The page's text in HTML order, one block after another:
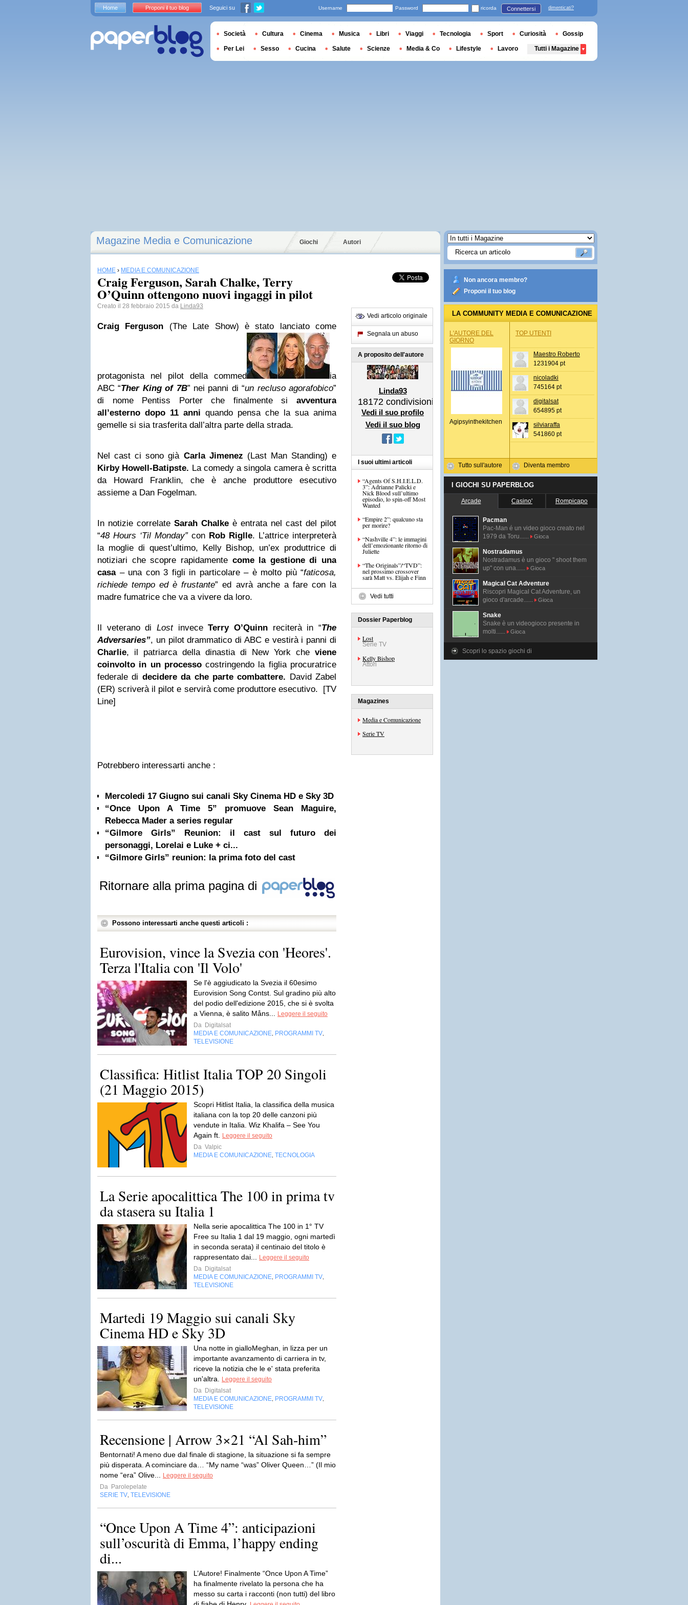
Magazine Media e Comunicazione Giochi Autori
HOME › MEDIA E COMUNICAZIONE
Craig Ferguson, Sarah Chalke, Terry
O’Quinn ottengono nuovi ingaggi in pilot
Creato il 28 febbraio 2015 da Linda93
Craig Ferguson (The Late Show) è stato lanciato come
protagonista nel pilot della commed
ia
ABC “Ther King of 7B” nei panni di “un recluso agorafobico”
di nome Pentiss Porter che finalmente si avventura
all’esterno dopo 11 anni quando pensa che la sua anima
gemelle si sia trasferita dall’altra parte della strada.
Nel cast ci sono già Carla Jimenez (Last Man Standing) e
Kirby Howell-Batipste. La comedy a singola camera è scritta
da Howard Franklin, che è anche produttore esecutivo
assieme a Dan Fogelman.
In notizie correlate Sarah Chalke è entrata nel cast del pilot
“48 Hours ‘Til Monday”con Rob Riglle. L’attrice interpreterà
la moglie di quest’ultimo, Kelly Bishop, un’ex produttrice di
notiziari che scopre rapidamente come la gestione di una
casa– una con 3 figli in particolare – è molto più “faticosa,
richiede tempo ed è frustante” ed avrà anche a fare con la
madre fumatrice che va a vivere da loro.
Il veterano di LostinveceTerry O’Quinn reciterà in “The
Adversaries”, un pilot drammatico di ABC e vestirà i panni di
Charlie, il patriarca della dinastia di New York che viene
coinvolto in un processocostringendo la figlia procuratrice
federale di decidere da che parte combattere. David Zabel
(ER) scriverà il pilot e servirà come produttore esecutivo. [TV
Line]
Potrebbero interessarti anche :
Mercoledi 17 Giugno sui canali Sky Cinema HD e Sky 3D
“Once Upon A Time 5” promuove Sean Maguire,
Rebecca Mader a series regular
“Gilmore Girls” Reunion: il cast sul futuro dei
personaggi, Lorelai e Luke + ci...
“Gilmore Girls” reunion: la prima foto del cast
Ritornare alla prima pagina di
Possono interessarti anche questi articoli :
Eurovision, vince la Svezia con 'Heores'.
Terza l'Italia con 'Il Volo'
Se l'è aggiudicato la Svezia il 60esimo
Eurovision Song Contst. Sul gradino più alto
del podio dell'edizione 2015, che si è svolta
a Vienna, è salito Måns...
Leggere il seguito
Da Digitalsat
MEDIA E COMUNICAZIONE PROGRAMMI TV
TELEVISIONE
Classifica: Hitlist Italia TOP 20 Singoli
(21 Maggio 2015)
Scopri Hitlist Italia, la classifica della musica
italiana con la top 20 delle canzoni più
vendute in Italia. Wiz Khalifa – See You
Again ft.
Leggere il seguito
Da Valpic
MEDIA E COMUNICAZIONE TECNOLOGIA
La Serie apocalittica The 100 in prima tv
da stasera su Italia 1
Nella serie apocalittica The 100 in 1° TV
Free su Italia 1 dal 19 maggio, ogni martedì
in seconda serata) il centinaio del titolo è
rappresentato dai...
Leggere il seguito
Da Digitalsat
MEDIA E COMUNICAZIONE PROGRAMMI TV
TELEVISIONE
Martedi 19 Maggio sui canali Sky
Cinema HD e Sky 3D
Una notte in gialloMeghan, in lizza per un
importante avanzamento di carriera in tv,
riceve la notizia che le e' stata preferita
un'altra.
Leggere il seguito
Da Digitalsat
MEDIA E COMUNICAZIONE PROGRAMMI TV
TELEVISIONE
Recensione | Arrow 3×21 “Al Sah-him”
Bentornati! A meno due dal finale di stagione, la situazione si fa sempre
più disperata. A cominciare da… “My name “was” Oliver Queen…” (Il mio
nome “era” Olive...
Leggere il seguito
Da Parolepelate
SERIE TV TELEVISIONE
“Once Upon A Time 4”: anticipazioni
sull’oscurità di Emma, l’happy ending
di...
L’Autore! Finalmente “Once Upon A Time”
ha finalmente rivelato la persona che ha
messo su carta i racconti (non tutti) del libro
Vedi articolo originale
Segnala un abuso
A proposito dell'autore
Linda93
18172 condivisioni
Vedi il suo profilo
Vedi il suo blog
I suoi ultimi articoli
“Agents Of S.H.I.E.L.D.
3”: Adrianne Palicki e
Nick Blood sull’ultimo
episodio, lo spin-off Most
Wanted
“Empire 2”: qualcuno sta
per morire?
“Nashville 4”: le immagini
dell’emozionante ritorno di
Juliette
“The Originals”/“TVD”:
nel prossimo crossover
sarà Matt vs. Elijah e Finn
Vedi tutti
Dossier Paperblog
Lost
Serie TV
Kelly Bishop
Attori
Magazines
Media e Comunicazione
Serie TV
Non ancora membro?
Proponi il tuo blog
LA COMMUNITY MEDIA E COMUNICAZIONE
L'AUTORE DEL
GIORNO
Agipsyinthekitchen
Tutto sull'autore
TOP UTENTI
Maestro Roberto
1231904 pt
nicoladki
745164 pt
digitalsat
654895 pt
silviaraffa
541860 pt
Diventa membro
I GIOCHI SU PAPERBLOG
Arcade Casino' Rompicapo
Pacman
Pac-Man é un video gioco creato nel
1979 da Toru......
Gioca
Nostradamus
Nostradamus è un gioco " shoot them
up" con una......
Gioca
Magical Cat Adventure
Riscopri Magical Cat Adventure, un
gioco d'arcade......
Gioca
Snake
Snake è un videogioco presente in
molti......
Gioca
Scopri lo spazio giochi di
Home Proponi il tuo blog Seguici su Username Password ricorda Connettersi dimenticati?
Società Cultura Cinema Musica Libri Viaggi Tecnologia Sport Curiosità Gossip
Per Lei Sesso Cucina Salute Scienze Media & Co Lifestyle Lavoro Tutti i Magazine